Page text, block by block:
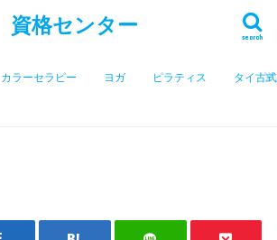
資格センター search
カラーセラピー ヨガ ピラティス タイ古